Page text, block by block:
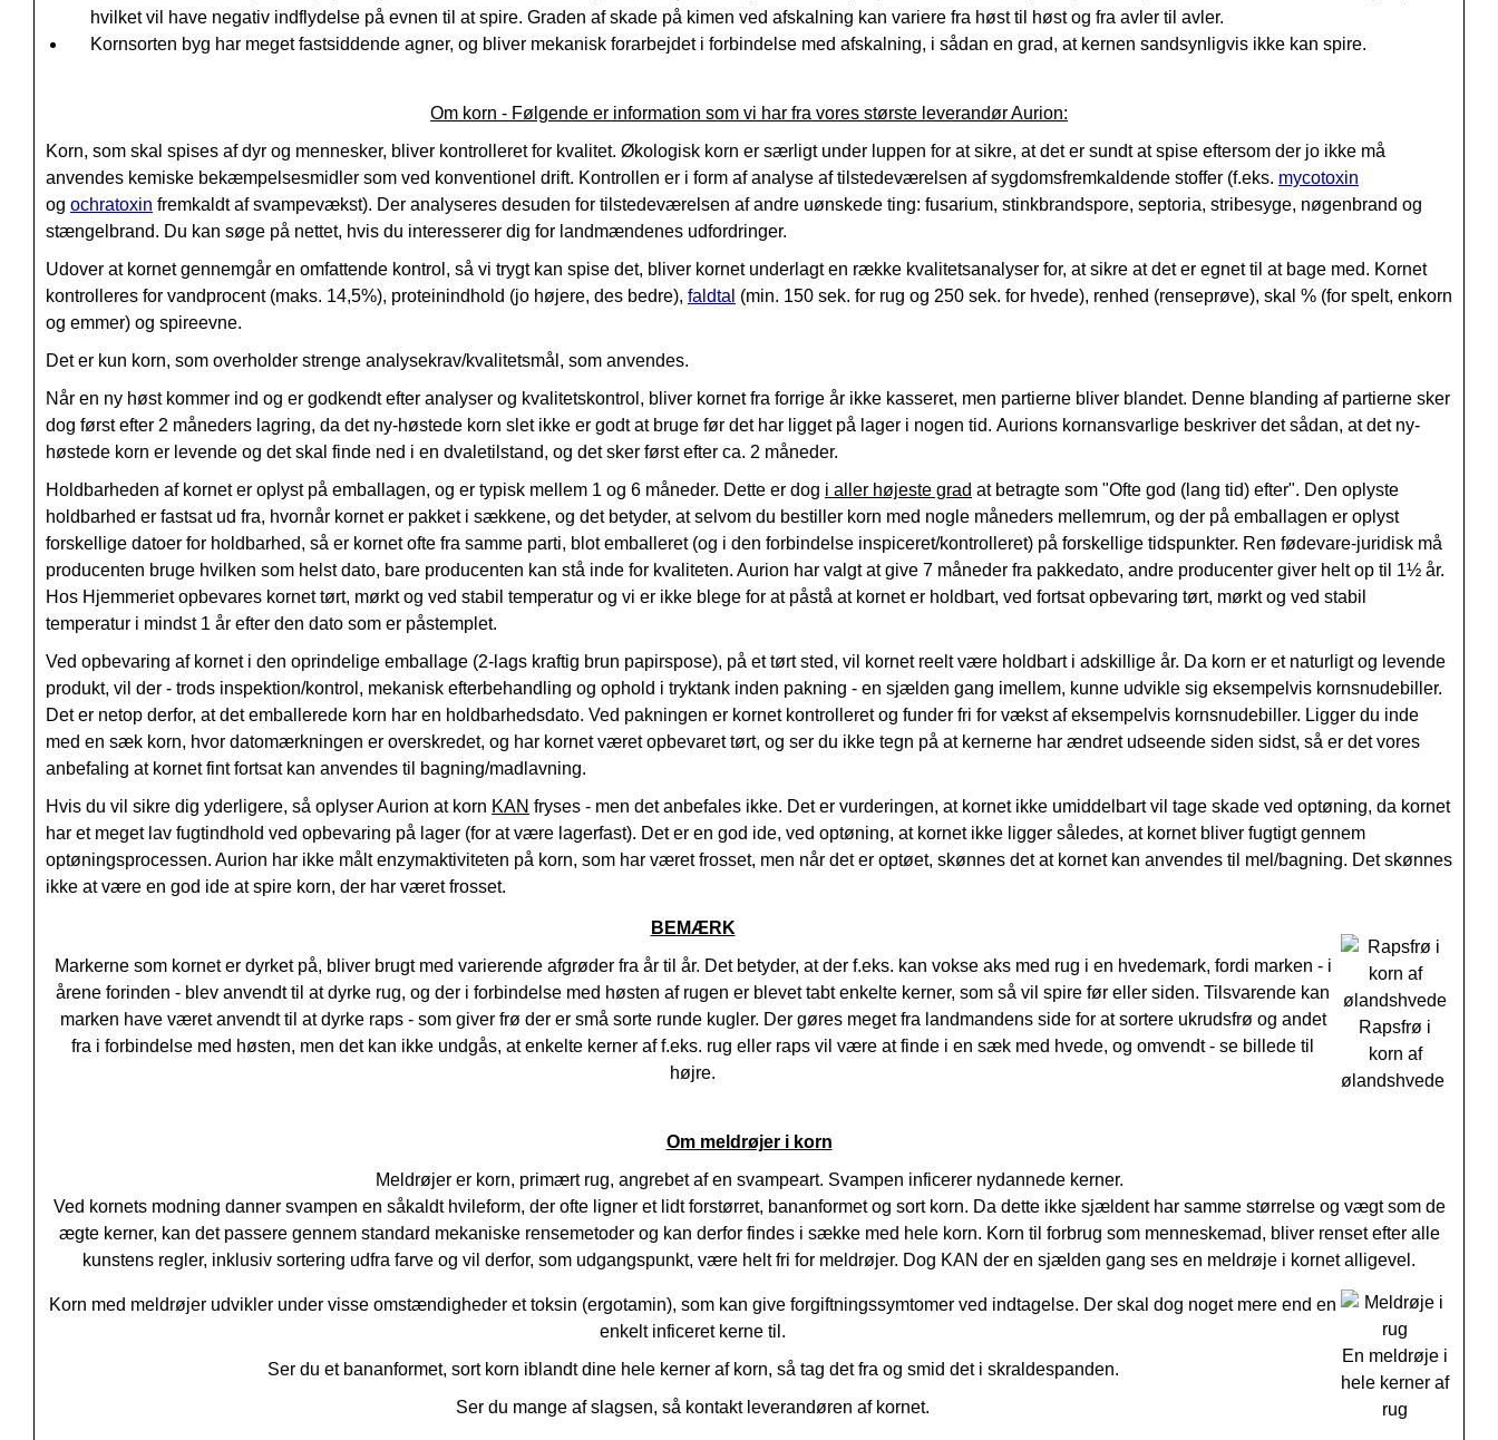
hvilket vil have negativ indflydelse på evnen til at spire. Graden af skade på kimen ved afskalning kan variere fra høst til høst og fra avler til avler.
Kornsorten byg har meget fastsiddende agner, og bliver mekanisk forarbejdet i forbindelse med afskalning, i sådan en grad, at kernen sandsynligvis ikke kan spire.
Om korn - Følgende er information som vi har fra vores største leverandør Aurion:
Korn, som skal spises af dyr og mennesker, bliver kontrolleret for kvalitet. Økologisk korn er særligt under luppen for at sikre, at det er sundt at spise eftersom der jo ikke må
anvendes kemiske bekæmpelsesmidler som ved konventionel drift. Kontrollen er i form af analyse af tilstedeværelsen af sygdomsfremkaldende stoffer (f.eks. mycotoxin
og ochratoxin fremkaldt af svampevækst). Der analyseres desuden for tilstedeværelsen af andre uønskede ting: fusarium, stinkbrandspore, septoria, stribesyge, nøgenbrand og
stængelbrand. Du kan søge på nettet, hvis du interesserer dig for landmændenes udfordringer.
Udover at kornet gennemgår en omfattende kontrol, så vi trygt kan spise det, bliver kornet underlagt en række kvalitetsanalyser for, at sikre at det er egnet til at bage med. Kornet
kontrolleres for vandprocent (maks. 14,5%), proteinindhold (jo højere, des bedre), faldtal (min. 150 sek. for rug og 250 sek. for hvede), renhed (renseprøve), skal % (for spelt, enkorn
og emmer) og spireevne.
Det er kun korn, som overholder strenge analysekrav/kvalitetsmål, som anvendes.
Når en ny høst kommer ind og er godkendt efter analyser og kvalitetskontrol, bliver kornet fra forrige år ikke kasseret, men partierne bliver blandet. Denne blanding af partierne sker
dog først efter 2 måneders lagring, da det ny-høstede korn slet ikke er godt at bruge før det har ligget på lager i nogen tid. Aurions kornansvarlige beskriver det sådan, at det ny-
høstede korn er levende og det skal finde ned i en dvaletilstand, og det sker først efter ca. 2 måneder.
Holdbarheden af kornet er oplyst på emballagen, og er typisk mellem 1 og 6 måneder. Dette er dog i aller højeste grad at betragte som "Ofte god (lang tid) efter". Den oplyste
holdbarhed er fastsat ud fra, hvornår kornet er pakket i sækkene, og det betyder, at selvom du bestiller korn med nogle måneders mellemrum, og der på emballagen er oplyst
forskellige datoer for holdbarhed, så er kornet ofte fra samme parti, blot emballeret (og i den forbindelse inspiceret/kontrolleret) på forskellige tidspunkter. Ren fødevare-juridisk må
producenten bruge hvilken som helst dato, bare producenten kan stå inde for kvaliteten. Aurion har valgt at give 7 måneder fra pakkedato, andre producenter giver helt op til 1½ år.
Hos Hjemmeriet opbevares kornet tørt, mørkt og ved stabil temperatur og vi er ikke blege for at påstå at kornet er holdbart, ved fortsat opbevaring tørt, mørkt og ved stabil
temperatur i mindst 1 år efter den dato som er påstemplet.
Ved opbevaring af kornet i den oprindelige emballage (2-lags kraftig brun papirspose), på et tørt sted, vil kornet reelt være holdbart i adskillige år. Da korn er et naturligt og levende
produkt, vil der - trods inspektion/kontrol, mekanisk efterbehandling og ophold i tryktank inden pakning - en sjælden gang imellem, kunne udvikle sig eksempelvis kornsnudebiller.
Det er netop derfor, at det emballerede korn har en holdbarhedsdato. Ved pakningen er kornet kontrolleret og funder fri for vækst af eksempelvis kornsnudebiller. Ligger du inde
med en sæk korn, hvor datomærkningen er overskredet, og har kornet været opbevaret tørt, og ser du ikke tegn på at kernerne har ændret udseende siden sidst, så er det vores
anbefaling at kornet fint fortsat kan anvendes til bagning/madlavning.
Hvis du vil sikre dig yderligere, så oplyser Aurion at korn KAN fryses - men det anbefales ikke. Det er vurderingen, at kornet ikke umiddelbart vil tage skade ved optøning, da kornet
har et meget lav fugtindhold ved opbevaring på lager (for at være lagerfast). Det er en god ide, ved optøning, at kornet ikke ligger således, at kornet bliver fugtigt gennem
optøningsprocessen. Aurion har ikke målt enzymaktiviteten på korn, som har været frosset, men når det er optøet, skønnes det at kornet kan anvendes til mel/bagning. Det skønnes
ikke at være en god ide at spire korn, der har været frosset.
BEMÆRK
Markerne som kornet er dyrket på, bliver brugt med varierende afgrøder fra år til år. Det betyder, at der f.eks. kan vokse aks med rug i en hvedemark, fordi marken - i
årene forinden - blev anvendt til at dyrke rug, og der i forbindelse med høsten af rugen er blevet tabt enkelte kerner, som så vil spire før eller siden. Tilsvarende kan
marken have været anvendt til at dyrke raps - som giver frø der er små sorte runde kugler. Der gøres meget fra landmandens side for at sortere ukrudsfrø og andet
fra i forbindelse med høsten, men det kan ikke undgås, at enkelte kerner af f.eks. rug eller raps vil være at finde i en sæk med hvede, og omvendt - se billede til
højre.
Rapsfrø i
korn af
ølandshvede
Om meldrøjer i korn
Meldrøjer er korn, primært rug, angrebet af en svampeart. Svampen inficerer nydannede kerner.
Ved kornets modning danner svampen en såkaldt hvileform, der ofte ligner et lidt forstørret, bananformet og sort korn. Da dette ikke sjældent har samme størrelse og vægt som de
ægte kerner, kan det passere gennem standard mekaniske rensemetoder og kan derfor findes i sække med hele korn. Korn til forbrug som menneskemad, bliver renset efter alle
kunstens regler, inklusiv sortering udfra farve og vil derfor, som udgangspunkt, være helt fri for meldrøjer. Dog KAN der en sjælden gang ses en meldrøje i kornet alligevel.
Korn med meldrøjer udvikler under visse omstændigheder et toksin (ergotamin), som kan give forgiftningssymtomer ved indtagelse. Der skal dog noget mere end en
enkelt inficeret kerne til.
Ser du et bananformet, sort korn iblandt dine hele kerner af korn, så tag det fra og smid det i skraldespanden.
Ser du mange af slagsen, så kontakt leverandøren af kornet.
En meldrøje i
hele kerner af
rug